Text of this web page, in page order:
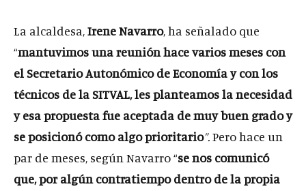
La alcaldesa,Irene Navarro, ha señalado que
“mantuvimos una reunión hace varios meses con
el Secretario Autonómico de Economía y con los
técnicos de la SITVAL, les planteamos la necesidad
y esa propuesta fue aceptada de muy buen grado y
se posicionó como algo prioritario”.Pero hace un
par de meses, según Navarro “se nos comunicó
que, por algún contratiempo dentro de la propia